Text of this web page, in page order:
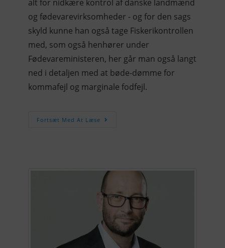
alt for nidkære kontrol af danske landmænd
og fødevarevirksomheder - og for den sags
skyld kunne han også tage Fiskerikontrollen
med, som også henhører under
Fødevareministeren, her går man også langt
ned i detaljen med at bøde-dømme for
kommafejl og marginale fodfejl.
Fortsæt Med At Læse